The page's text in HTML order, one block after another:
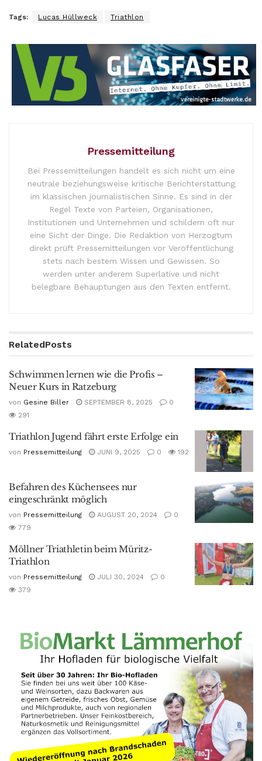
Tags: Lucas Hüllweck Triathlon
Pressemitteilung
Bei Pressemitteilungen handelt es sich nicht um eine
neutrale beziehungsweise kritische Berichterstattung
im klassischen journalistischen Sinne. Es sind in der
Regel Texte von Parteien, Organisationen,
Institutionen und Unternehmen und schildern oft nur
eine Sicht der Dinge. Die Redaktion von Herzogtum
direkt prüft Pressemitteilungen vor Veröffentlichung
stets nach bestem Wissen und Gewissen. So
werden unter anderem Superlative und nicht
belegbare Behauptungen aus den Texten entfernt.
RelatedPosts
Schwimmen lernen wie die Profis –
Neuer Kurs in Ratzeburg
von Gesine Biller SEPTEMBER 8, 2025
0
291
Triathlon Jugend fährt erste Erfolge ein
von Pressemitteilung JUNI 9, 2025 0 192
Befahren des Küchensees nur
eingeschränkt möglich
von Pressemitteilung AUGUST 20, 2024
0
779
Möllner Triathletin beim Müritz-
Triathlon
von Pressemitteilung JULI 30, 2024
0
379